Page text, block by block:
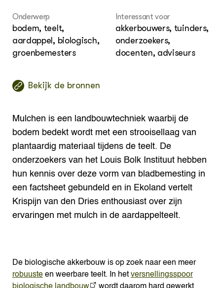
Onderwerp
bodem, teelt,
aardappel, biologisch,
groenbemesters
Interessant voor
akkerbouwers, tuinders,
onderzoekers,
docenten, adviseurs
Bekijk de bronnen
Mulchen is een landbouwtechniek waarbij de
bodem bedekt wordt met een strooisellaag van
plantaardig materiaal tijdens de teelt. De
onderzoekers van het Louis Bolk Instituut hebben
hun kennis over deze vorm van bladbemesting in
een factsheet gebundeld en in Ekoland vertelt
Krispijn van den Dries enthousiast over zijn
ervaringen met mulch in de aardappelteelt.
De biologische akkerbouw is op zoek naar een meer
robuusteen weerbare teelt. In het versnellingsspoor